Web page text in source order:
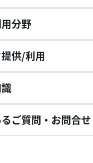
分野
供/利用
ご質問・お問合せ